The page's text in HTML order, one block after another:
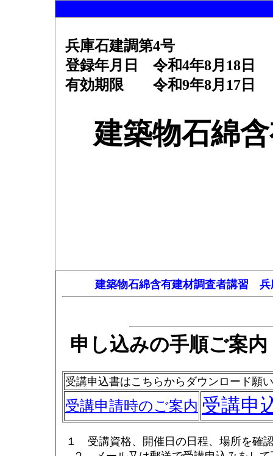
兵庫石建調第4号
登録年月日 令和4年8月18日
有効期限 令和9年8月17日
建築物石綿
建築物石綿含有建材調査者講習 兵
申し込みの手順ご案内
受講申込書はこちらからダウンロード願
受講申請時のご案内 受講申
１ 受講資格、開催日の日程、場所を確